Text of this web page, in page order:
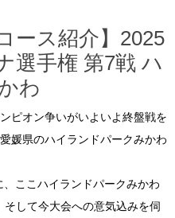
ース紹介】2025
選手権 第7戦 ハ
わ
ピオン争いがいよいよ終盤戦を
媛県のハイランドパークみかわ
ここハイランドパークみかわ
して今大会への意気込みを伺